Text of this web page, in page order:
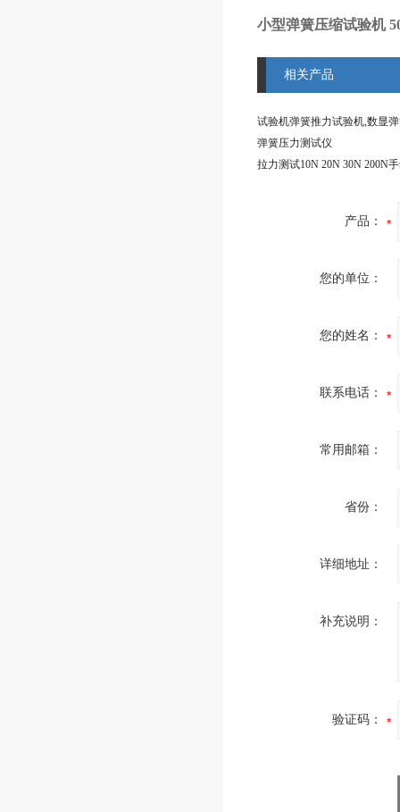
小型弹簧压缩试验机
相关产品
弹簧压力测试仪
产品：
您的单位：
您的姓名：
联系电话：
常用邮箱：
省份：
详细地址：
补充说明：
验证码：